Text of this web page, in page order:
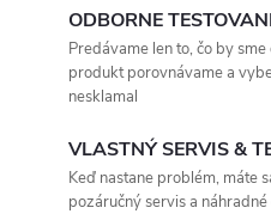
ODBORNE
Predávame len to, čo by
produkt porovnávame a
nesklamal
VLASTNÝ SERVIS &
Keď nastane problém, máte
pozáručný servis a